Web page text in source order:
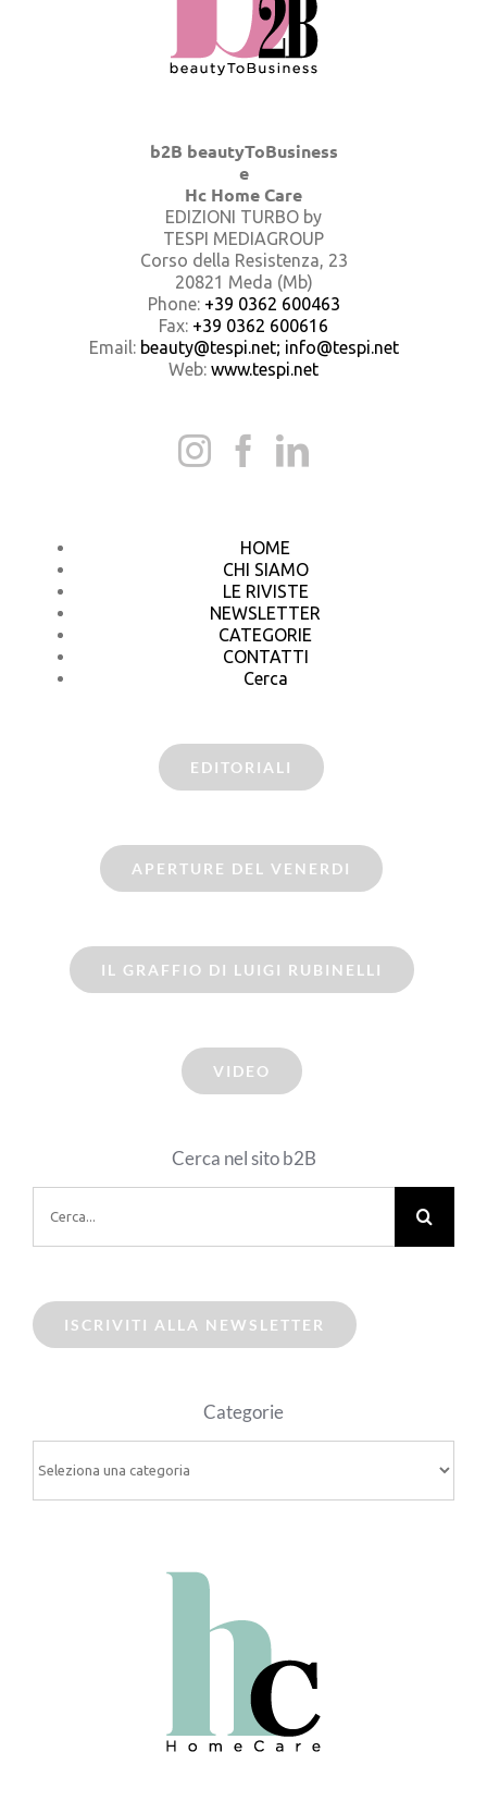
b2B beautyToBusiness
e
Hc Home Care
EDIZIONI TURBO by
TESPI MEDIAGROUP
Corso della Resistenza, 23
20821 Meda (Mb)
Phone: +39 0362 600463
Fax: +39 0362 600616
Email: beauty@tespi.net; info@tespi.net
Web: www.tespi.net
HOME
CHI SIAMO
LE RIVISTE
NEWSLETTER
CATEGORIE
CONTATTI
Cerca
EDITORIALI
APERTURE DEL VENERDI
IL GRAFFIO DI LUIGI RUBINELLI
VIDEO
Cerca nel sito b2B
per:
ISCRIVITI ALLA NEWSLETTER
Categorie